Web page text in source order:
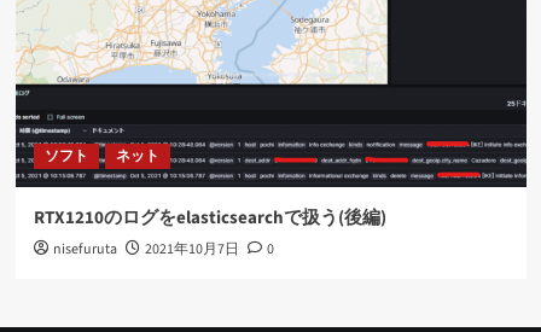
ソフト ネット
RTX1210のログをelasticsearchで扱う(後編)
nisefuruta 2021年10月7日 0